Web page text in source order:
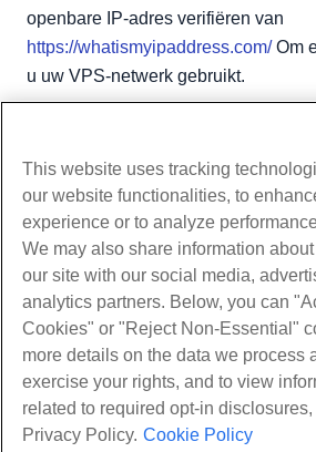
openbare IP-adres verifiëren van
https://whatismyipaddress.com/Om
u uw VPS-netwerk gebruikt.
Producten
Web hosting
Zakelijke hosting
White Label-wederverkoper
Beheerde Linux VPS
Diensten
Website-migraties
Gemeenschap
Productdocumentatie
Tutorials
Bedrijf
Over ons
This website uses tracking
our website functionalities, to
experience or to analyze
We may also share information
our site with our social media,
analytics partners. Below, you can
Cookies" or "Reject Non-Essential"
more details on the data we process
exercise your rights, and to view
related to required opt-in
Privacy Policy. Cookie Policy